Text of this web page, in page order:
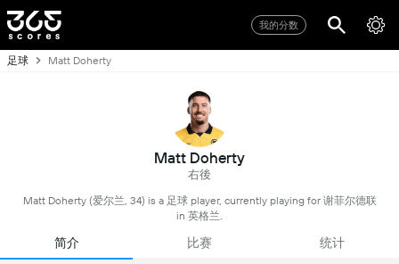
我的分数
足球 Matt Doherty
Matt Doherty
右後
Matt Doherty (爱尔兰, 34) is a 足球 player, currently playing for 谢菲尔德联
in 英格兰.
简介 比赛 统计